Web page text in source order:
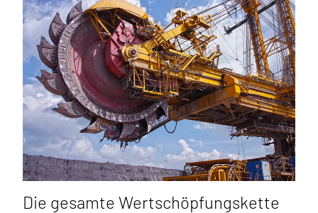
Die gesamte Wertschöpfungskette